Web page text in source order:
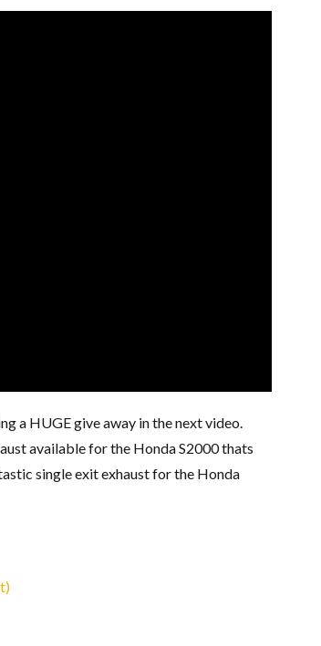
a HUGE give away in the next video.
available for the Honda S2000 thats
single exit exhaust for the Honda